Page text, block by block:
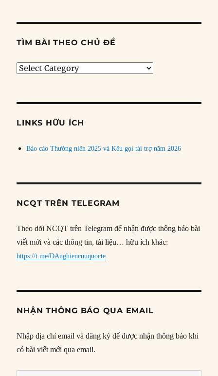
TÌM BÀI THEO CHỦ ĐỀ
Tìm
đề
LINKS HỮU ÍCH
Báo cáo Thường niên 2025 và Kêu gọi tài trợ năm 2026
NCQT TRÊN TELEGRAM
Theo dõi NCQT trên Telegram để nhận được thông báo bài
viết mới và các thông tin, tài liệu… hữu ích khác:
https://t.me/DAnghiencuuquocte
NHẬN THÔNG BÁO QUA EMAIL
Nhập địa chỉ email và đăng ký để được nhận thông báo khi
có bài viết mới qua email.